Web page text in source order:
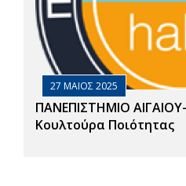
27 ΜΑΙΟΣ 2025
ΠΑΝΕΠΙΣΤΗΜΙΟ
Κουλτούρα Ποιότητας